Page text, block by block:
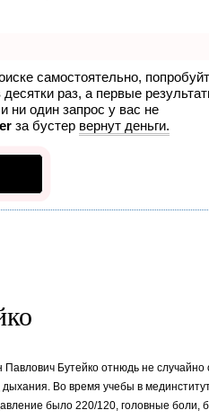
самостоятельно,
раз, а первые
ни один запрос у вас не
за бустер вернут деньги.
Павлович Бутейко от­нюдь не случайно
дыхания. Во время учебы в
было 220/120, головные боли,